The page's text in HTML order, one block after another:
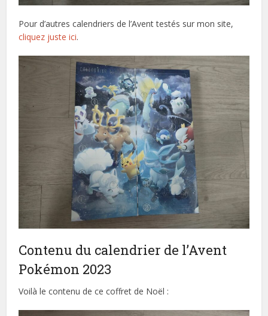
Pour d’autres calendriers de l’Avent testés sur mon site,
cliquez juste ici.
Contenu du calendrier de l’Avent
Pokémon 2023
Voilà le contenu de ce coffret de Noël :